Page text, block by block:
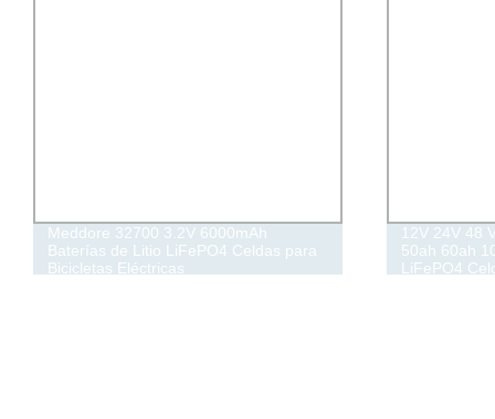
Meddore 32700 3.2V 6000mAh
Baterías de Litio LiFePO4 Celdas para
Bicicletas Eléctricas
12V 24V 48
50ah 60ah
LiFePO4